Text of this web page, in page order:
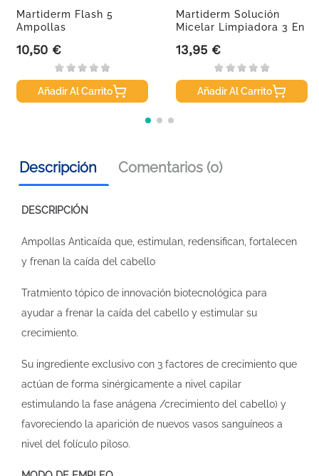
Martiderm Flash 5
Ampollas
Precio
10,50 €
Añadir Al Carrito
Martiderm Solución
Micelar Limpiadora 3 En
Precio
13,95 €
Añadir Al Carrito
Descripción Comentarios (0)
DESCRIPCIÓN
Ampollas Anticaída que, estimulan, redensifican, fortalecen
y frenan la caída del cabello
Tratmiento tópico de innovación biotecnológica para
ayudar a frenar la caída del cabello y estimular su
crecimiento.
Su ingrediente exclusivo con 3 factores de crecimiento que
actúan de forma sinérgicamente a nivel capilar
estimulando la fase anágena /crecimiento del cabello) y
favoreciendo la aparición de nuevos vasos sanguíneos a
nivel del folículo piloso.